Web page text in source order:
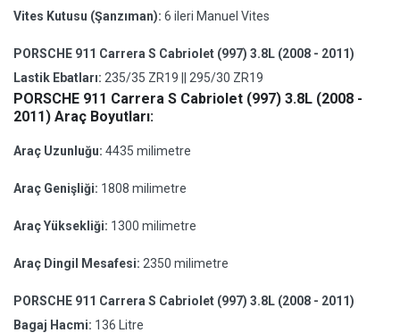
Vites Kutusu (Şanzıman): 6 ileri Manuel Vites
PORSCHE 911 Carrera S Cabriolet (997) 3.8L (2008 - 2011)
Lastik Ebatları: 235/35 ZR19 || 295/30 ZR19
PORSCHE 911 Carrera S Cabriolet (997) 3.8L (2008 -
2011) Araç Boyutları:
Araç Uzunluğu: 4435 milimetre
Araç Genişliği: 1808 milimetre
Araç Yüksekliği: 1300 milimetre
Araç Dingil Mesafesi: 2350 milimetre
PORSCHE 911 Carrera S Cabriolet (997) 3.8L (2008 - 2011)
Bagaj Hacmi: 136 Litre